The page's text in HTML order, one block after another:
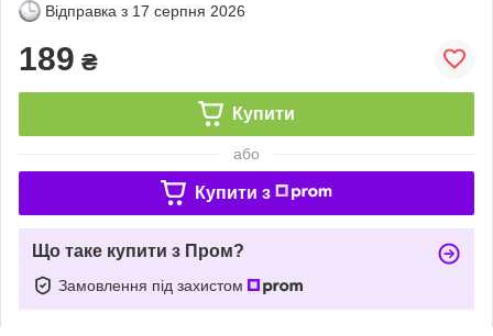
Відправка з 17 серпня 2026
189 ₴
Купити
або
Купити з
Що таке купити з Пром?
Замовлення під захистом